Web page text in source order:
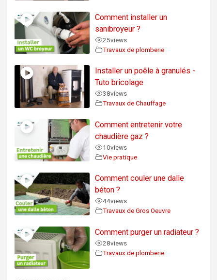
Comment installer un
sanibroyeur ?
25views
Travaux de plomberie
Installer un poêle à granulés -
Tuto bricolage
38views
Travaux de Chauffage
Comment entretenir votre
chaudière gaz ?
10views
Vie pratique
Comment couler une dalle
béton ?
44views
Travaux de Gros Oeuvre
Comment purger un radiateur ?
28views
Travaux de plomberie